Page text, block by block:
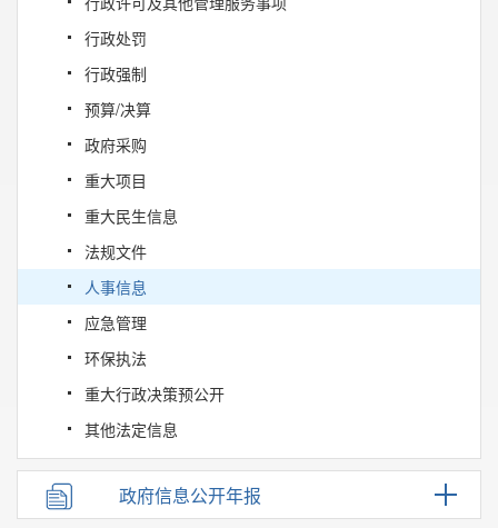
行政处罚
行政强制
预算/决算
政府采购
重大项目
重大民生信息
法规文件
人事信息
应急管理
环保执法
重大行政决策预公开
其他法定信息
政府信息公开年报